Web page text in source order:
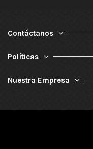
Contáctanos
Políticas
Nuestra Empresa